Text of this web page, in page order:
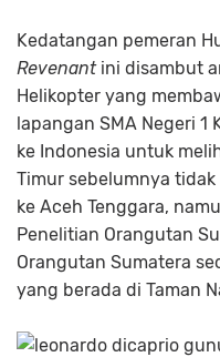
Kedatangan pemeran
Revenantini disambut
Helikopter yang
lapangan SMA Negeri 1
ke Indonesia untuk
Timur sebelumnya
ke Aceh Tenggara,
Penelitian Orangutan
Orangutan Sumatera
yang berada di Taman